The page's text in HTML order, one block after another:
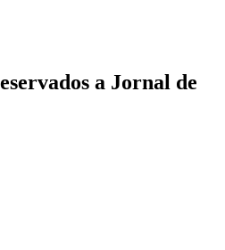
a Jornal de